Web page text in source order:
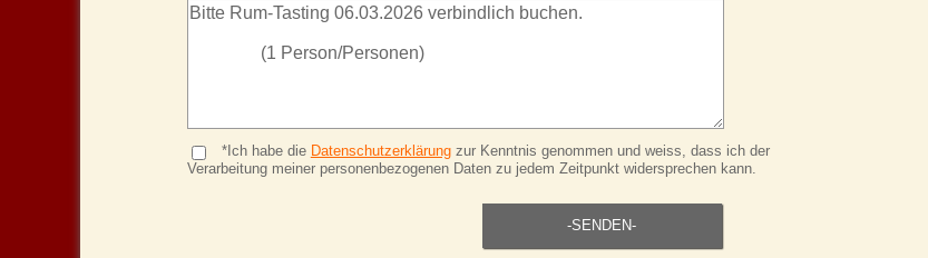
*Ich habe die Datenschutzerklärungzur Kenntnis genommen und weiss, dass ich der
Verarbeitung meiner personenbezogenen Daten zu jedem Zeitpunkt widersprechen kann.